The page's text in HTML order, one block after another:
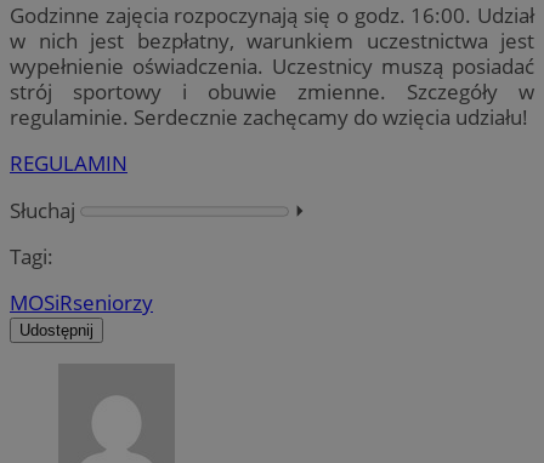
Godzinne zajęcia rozpoczynają się o godz. 16:00. Udział
w nich jest bezpłatny, warunkiem uczestnictwa jest
wypełnienie oświadczenia. Uczestnicy muszą posiadać
strój sportowy i obuwie zmienne. Szczegóły w
regulaminie. Serdecznie zachęcamy do wzięcia udziału!
REGULAMIN
Słuchaj
⏵︎
Tagi:
MOSiRseniorzy
Udostępnij